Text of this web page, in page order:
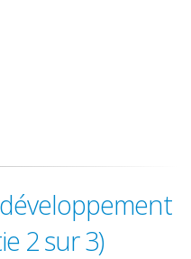
2 sur 3)